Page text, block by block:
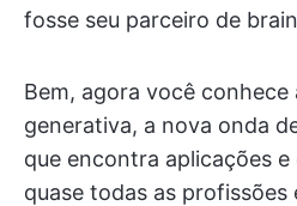
fosse seu parceiro de
Bem, agora você
generativa, a nova onda
que encontra aplicações e
quase todas as profissões